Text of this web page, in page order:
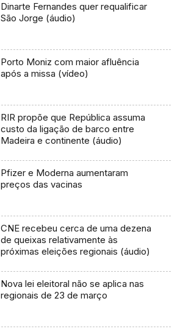
Dinarte Fernandes quer requalificar
São Jorge (áudio)
Porto Moniz com maior afluência
após a missa (vídeo)
RIR propõe que República assuma
custo da ligação de barco entre
Madeira e continente (áudio)
Pfizer e Moderna aumentaram
preços das vacinas
CNE recebeu cerca de uma dezena
de queixas relativamente às
próximas eleições regionais (áudio)
Nova lei eleitoral não se aplica nas
regionais de 23 de março